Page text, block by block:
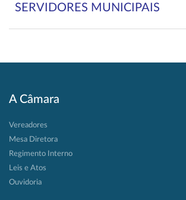
SERVIDORES MUNICIPAIS
A Câmara
Vereadores
Mesa Diretora
Regimento Interno
Leis e Atos
Ouvidoria